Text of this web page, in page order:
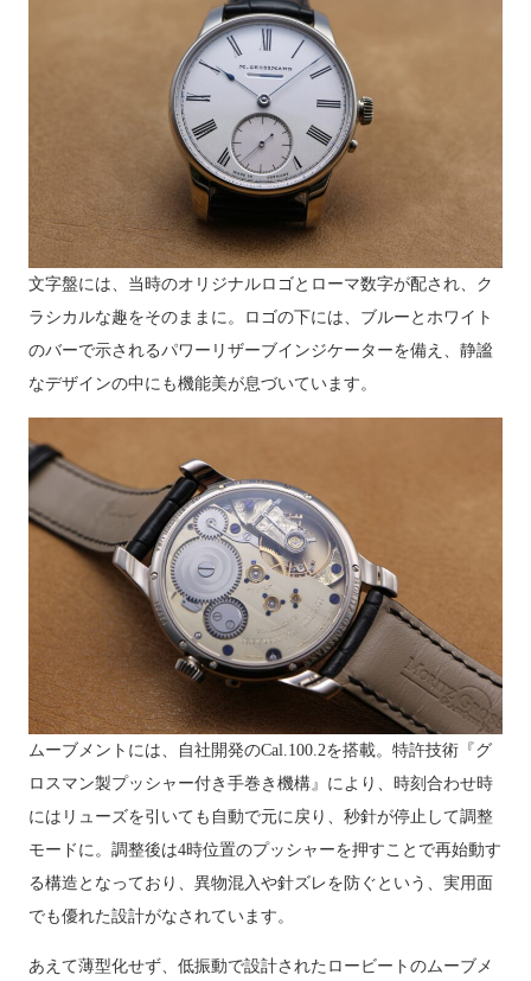
文字盤には、当時のオリジナルロゴとローマ数字が配され、ク
ラシカルな趣をそのままに。ロゴの下には、ブルーとホワイト
のバーで示されるパワーリザーブインジケーターを備え、静謐
なデザインの中にも機能美が息づいています。
ムーブメントには、自社開発のCal.100.2を搭載。特許技術『グ
ロスマン製プッシャー付き手巻き機構』により、時刻合わせ時
にはリューズを引いても自動で元に戻り、秒針が停止して調整
モードに。調整後は4時位置のプッシャーを押すことで再始動す
る構造となっており、異物混入や針ズレを防ぐという、実用面
でも優れた設計がなされています。
あえて薄型化せず、低振動で設計されたロービートのムーブメ